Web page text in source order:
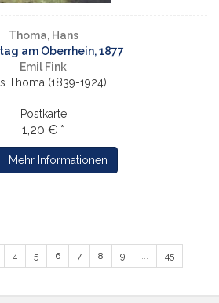
Thoma, Hans
am Oberrhein, 1877
Emil Fink
Thoma (1839-1924)
Postkarte
1,20 € *
Mehr Informationen
4 5 6 7 8 9 ... 45